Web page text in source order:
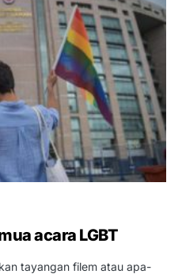
acara LGBT
tayangan filem atau apa-